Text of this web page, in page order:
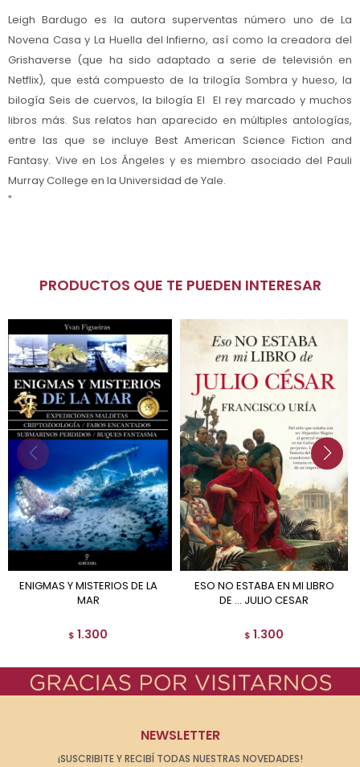
Leigh Bardugo es la autora superventas número uno de La
Novena Casa y La Huella del Infierno, así como la creadora del
Grishaverse (que ha sido adaptado a serie de televisión en
Netflix), que está compuesto de la trilogía Sombra y hueso, la
bilogía Seis de cuervos, la bilogía El El rey marcado y muchos
libros más. Sus relatos han aparecido en múltiples antologías,
entre las que se incluye Best American Science Fiction and
Fantasy. Vive en Los Ángeles y es miembro asociado del Pauli
Murray College en la Universidad de Yale.
"
PRODUCTOS QUE TE PUEDEN INTERESAR
ENIGMAS Y MISTERIOS DE LA
MAR
$ 1.300
ESO NO ESTABA EN MI LIBRO
DE ... JULIO CESAR
$ 1.300
NEWSLETTER
¡SUSCRIBITE Y RECIBÍ TODAS NUESTRAS NOVEDADES!